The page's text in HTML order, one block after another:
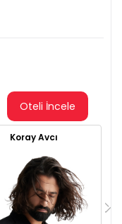
Oteli İncele
Koray Avcı